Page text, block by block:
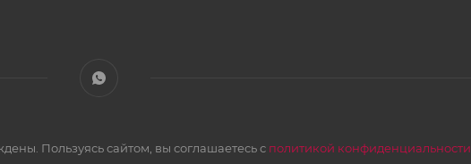
Пользуясь сайтом, вы соглашаетесь с политикой конфиденциальности